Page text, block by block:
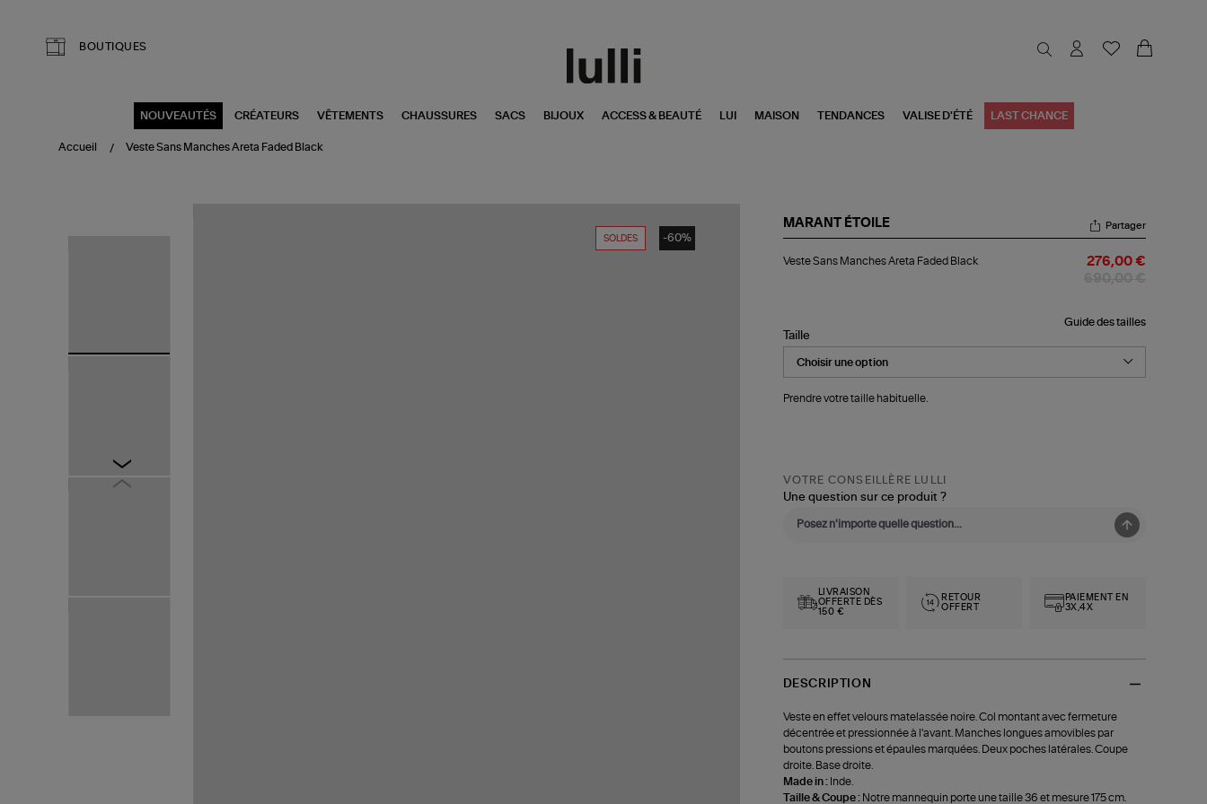
BOUTIQUES
NOUVEAUTÉS CRÉATEURS VÊTEMENTS CHAUSSURES SACS BIJOUX ACCESS & BEAUTÉ LUI MAISON TENDANCES VALISE D'ÉTÉ LAST CHANCE
Accueil Veste Sans Manches Areta Faded Black
SOLDES -60%
MARANT ÉTOILE
Sans
Partager
Veste Sans Manches Areta Faded Black 276,00 €
Guide des tailles
Taille
Prendre votre taille habituelle.
VOTRE CONSEILLÈRE LULLI
Une question sur ce produit ?
LIVRAISON
OFFERTE DÈS
150 €
RETOUR
OFFERT
PAIEMENT EN
3X,4X
DESCRIPTION
Veste en effet velours matelassée noire. Col montant avec fermeture
décentrée et pressionnée à l'avant. Manches longues amovibles par
boutons pressions et épaules marquées. Deux poches latérales. Coupe
droite. Base droite.
Made in : Inde.
Taille & Coupe : Notre mannequin porte une taille 36 et mesure 175 cm.